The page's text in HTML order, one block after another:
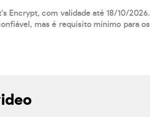
Encrypt, com validade até 18/10/2026.
mas é requisito mínimo para os